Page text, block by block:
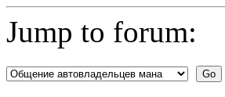
Jump to forum: